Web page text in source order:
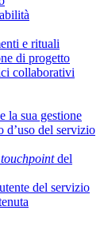
e rituali
di progetto
collaborativi
la sua gestione
d’uso del servizio
touchpointdel
del servizio